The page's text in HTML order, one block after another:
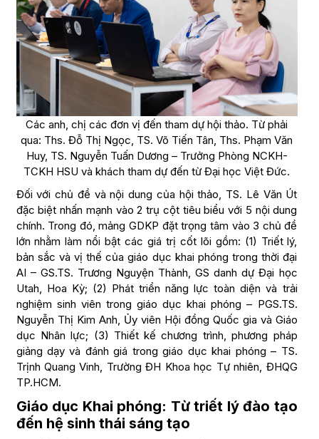
Các anh, chị các đơn vị đến tham dự hội thảo. Từ phải
qua: Ths. Đỗ Thị Ngọc, TS. Võ Tiến Tân, Ths. Phạm Văn
Huy, TS. Nguyễn Tuấn Dương – Trưởng Phòng NCKH-
TCKH HSU và khách tham dự đến từ Đại học Việt Đức.
Đối với chủ đề và nội dung của hội thảo, TS. Lê Văn Út
đặc biệt nhấn mạnh vào 2 trụ cột tiêu biểu với 5 nội dung
chính. Trong đó, mảng GDKP đặt trọng tâm vào 3 chủ đề
lớn nhằm làm nổi bật các giá trị cốt lõi gồm: (1) Triết lý,
bản sắc và vị thế của giáo dục khai phóng trong thời đại
AI – GS.TS. Trương Nguyện Thành, GS danh dự Đại học
Utah, Hoa Kỳ; (2) Phát triển năng lực toàn diện và trải
nghiệm sinh viên trong giáo dục khai phóng – PGS.TS.
Nguyễn Thị Kim Anh, Ủy viên Hội đồng Quốc gia và Giáo
dục Nhân lực; (3) Thiết kế chương trình, phương pháp
giảng dạy và đánh giá trong giáo dục khai phóng – TS.
Trịnh Quang Vinh, Trường ĐH Khoa học Tự nhiên, ĐHQG
TP.HCM.
Giáo dục Khai phóng: Từ triết lý đào tạo
đến hệ sinh thái sáng tạo